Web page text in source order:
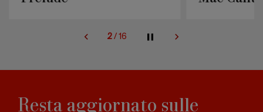
3/ 16
Resta aggiornato sulle